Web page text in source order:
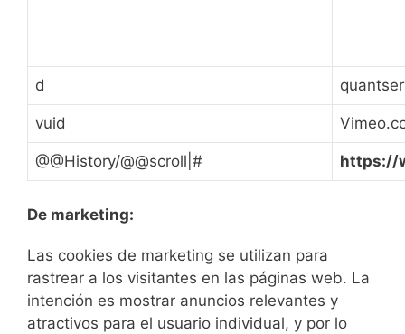
d
vuid
@@History/@@scroll|# https://
De marketing:
Las cookies de marketing se utilizan para
rastrear a los visitantes en las páginas web. La
intención es mostrar anuncios relevantes y
atractivos para el usuario individual, y por lo